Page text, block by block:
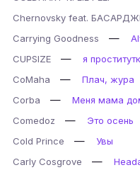
Chernovsky feat.
Carrying Goodness
—
CUPSIZE
—
я
CoMaha
—
Плач, жура
Corba
—
Меня мама
Comedoz
—
Это осень
Cold Prince
—
Увы
Carly Cosgrove
—